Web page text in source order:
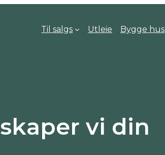
Til salgs Utleie Bygge hus
vi din